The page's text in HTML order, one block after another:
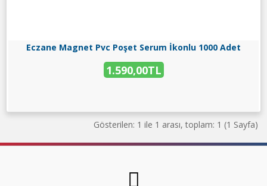
Eczane Magnet Pvc Poşet Serum İkonlu 1000 Adet
1.590,00TL
Gösterilen: 1 ile 1 arası, toplam: 1 (1 Sayfa)